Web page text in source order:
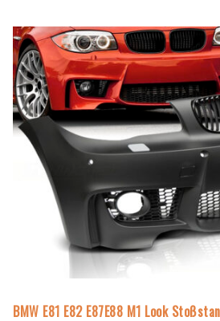
BMW E81 E82 E87E88 M1 Look